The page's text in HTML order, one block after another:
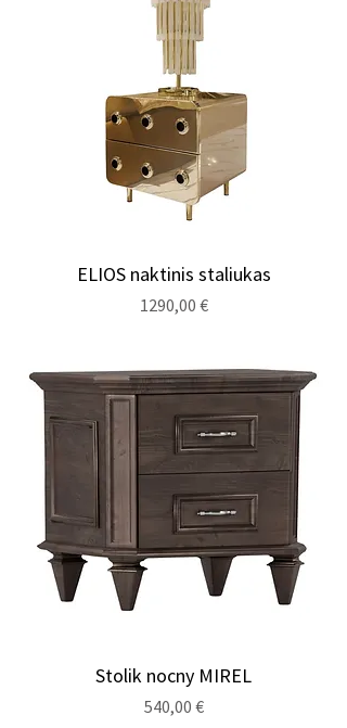
ELIOS naktinis staliukas
Cena
1290,00 €
Stolik nocny MIREL
Cena
540,00 €